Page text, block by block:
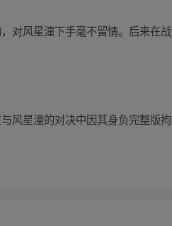
对风星潼下手毫不留情。后来在战
风星潼的对决中因其身负完整版拘